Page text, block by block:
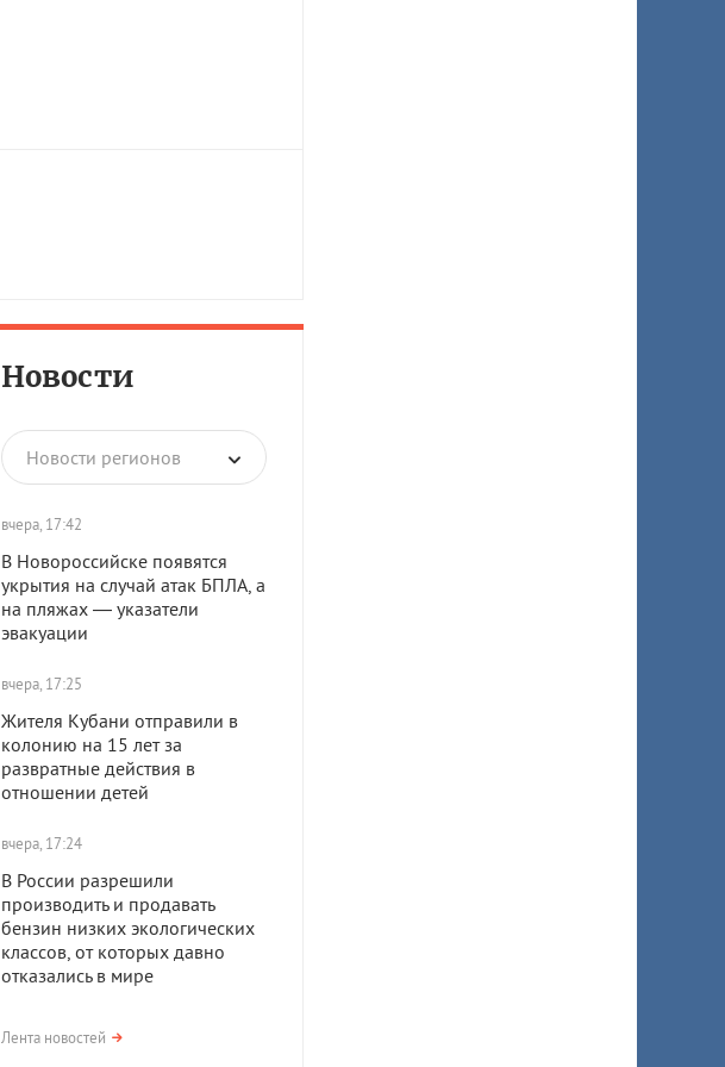
Новости
Новости регионов
вчера, 17:42
В Новороссийске появятся
укрытия на случай атак БПЛА, а
на пляжах — указатели
эвакуации
вчера, 17:25
Жителя Кубани отправили в
колонию на 15 лет за
развратные действия в
отношении детей
вчера, 17:24
В России разрешили
производить и продавать
бензин низких экологических
классов, от которых давно
отказались в мире
вчера, 17:23
Лента новостей